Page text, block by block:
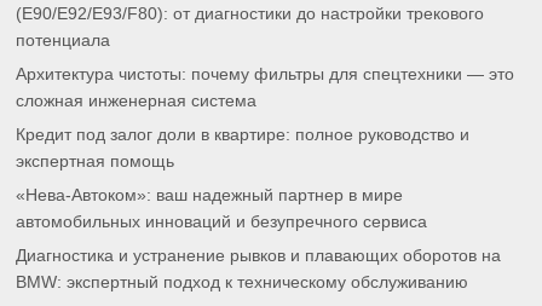
(E90/E92/E93/F80): от диагностики до настройки трекового
потенциала
Архитектура чистоты: почему фильтры для спецтехники — это
сложная инженерная система
Кредит под залог доли в квартире: полное руководство и
экспертная помощь
«Нева-Автоком»: ваш надежный партнер в мире
автомобильных инноваций и безупречного сервиса
Диагностика и устранение рывков и плавающих оборотов на
BMW: экспертный подход к техническому обслуживанию